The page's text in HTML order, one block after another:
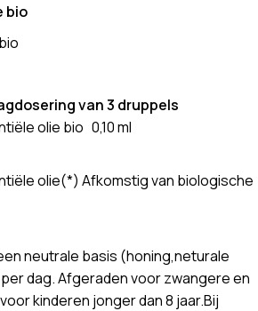
bio
van 3 druppels
olie bio 0,10 ml
olie(*) Afkomstig van biologische
neutrale basis (honing,neturale
dag. Afgeraden voor zwangere en
kinderen jonger dan 8 jaar.Bij